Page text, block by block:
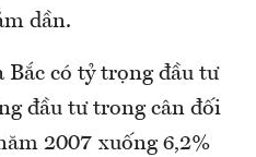
dần.
có tỷ trọng đầu tư
đầu tư trong cân đối
2007 xuống 6,2%